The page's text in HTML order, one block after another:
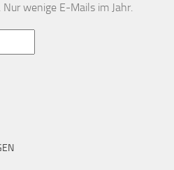
wenige E-Mails im Jahr.